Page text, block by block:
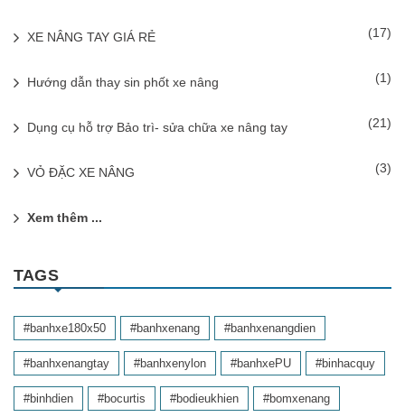
XE NÂNG TAY GIÁ RẺ (17)
Hướng dẫn thay sin phốt xe nâng (1)
Dụng cụ hỗ trợ Bảo trì- sửa chữa xe nâng tay (21)
VỎ ĐẶC XE NÂNG (3)
Xem thêm ...
TAGS
#banhxe180x50 #banhxenang #banhxenangdien
#banhxenangtay #banhxenylon #banhxePU #binhacquy
#binhdien #bocurtis #bodieukhien #bomxenang